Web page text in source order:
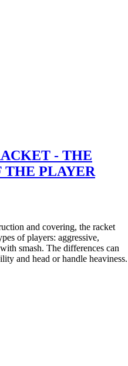
- THE
THE PLAYER
and covering, the racket
of players: aggressive,
smash. The differences can
and head or handle heaviness.